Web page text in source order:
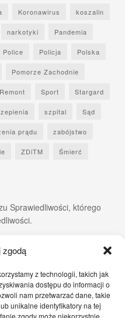
zgodą
z technologii, takich jak
dostępu do informacji o
nam przetwarzać dane, takie
unikalne identyfikatory na tej
zgody może niekorzystnie
Koronawirus koszalin
narkotyki Pandemia
Police Policja Polska
Pomorze Zachodnie
Remont Sport Stargard
szpital Sąd
prądu zabójstwo
ZDiTM Śmierć
Sprawiedliwości, którego